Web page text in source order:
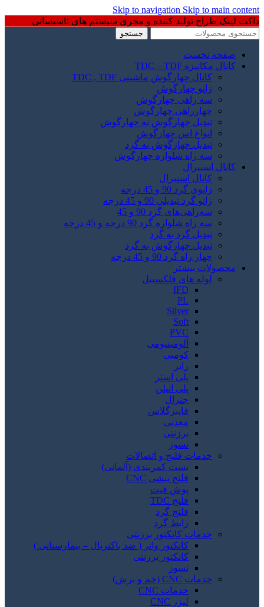
Skip to navigation Skip to main content
داکت لینک طراح تولید کننده و مجری سیستم های تاسیساتی
جستجو
صفحه نخست
کانال مکانیزه TDC – TDF
کانال چهارگوش ماشینی TDC , TDF
زانو چهارگوش
سه راهی چهارگوش
چهارراهی چهارگوش
تبدیل چهارگوش به چهارگوش
انواع اس چهارگوش
تبدیل چهارگوش به گرد
سه راه شلواره چهارگوش
کانال اسپیرال
کانال اسپیرال
زانوی گرد 90 و 45 درجه
زانو گرد تبدیلی 90 و 45 درجه
سه‌راهی‌های گرد 90 و 45
سه راه شلواره گرد 90 درجه و 45 درجه
تبدیل گرد به گرد
تبدیل چهارگوش به گرد
چهار راه گرد 90 و 45 درجه
محصولات بیشتر
لوله های فلکسیبل
IFD
PL
Silver
Soft
PVC
آلومینیومی
کومبی
رابر
پلی استر
پلی اتیلن
جنرال
فایبرگلاس
معدنی
برزنتی
نسوز
خدمات فلنج و اتصالات
بست کمربندی (آلمانی)
فلنج نبشی CNC
پوش فیت
فلنج TDC
فلنج گرد
رابط گرد
خدمات کانکتور برزنتی
کانکتور واتر ( ضد باکتریال – بیمارستانی )
کانکتور برزنتی
نسوز
خدمات CNC (خم و برش)
خدمات CNC
لیزر CNC